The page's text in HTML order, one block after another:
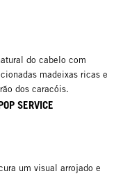
do cabelo com
madeixas ricas e
dos caracóis.
SERVICE
um visual arrojado e